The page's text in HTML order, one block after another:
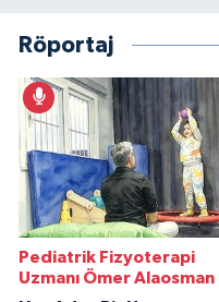
Röportaj
Pediatrik Fizyoterapi
Uzmanı Ömer Alaosman